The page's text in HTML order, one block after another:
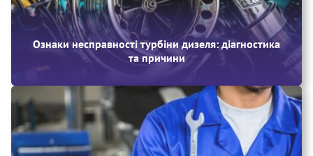
Ознаки несправності турбіни дизеля: діагностика
та причини